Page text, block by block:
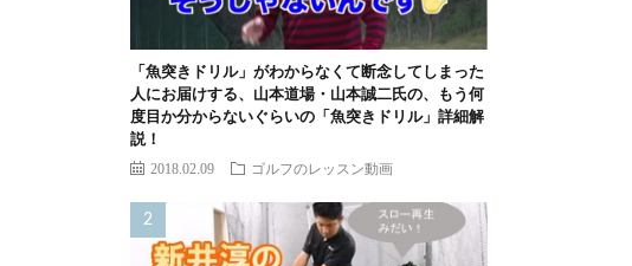
「魚突きドリル」がわからなくて断念してしまった
人にお届けする、山本道場・山本誠二氏の、もう何
度目か分からないぐらいの「魚突きドリル」詳細解
説！
2018.02.09 ゴルフのレッスン動画